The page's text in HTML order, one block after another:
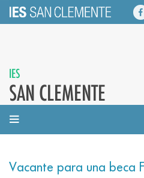
IES
SAN CLEMENTE
Vacante para una beca